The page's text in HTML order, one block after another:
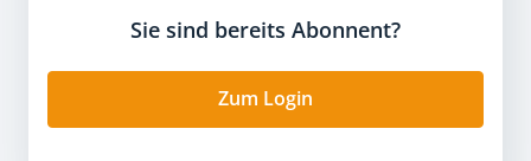
Sie sind bereits Abonnent?
Zum Login